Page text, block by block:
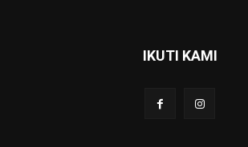
IKUTI KAMI